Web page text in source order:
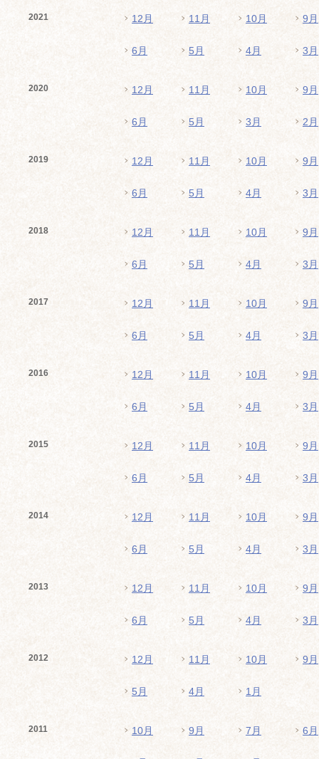
2021 12月 11月 10月 9月
6月 5月 4月 3月
2020 12月 11月 10月 9月
6月 5月 3月 2月
2019 12月 11月 10月 9月
6月 5月 4月 3月
2018 12月 11月 10月 9月
6月 5月 4月 3月
2017 12月 11月 10月 9月
6月 5月 4月 3月
2016 12月 11月 10月 9月
6月 5月 4月 3月
2015 12月 11月 10月 9月
6月 5月 4月 3月
2014 12月 11月 10月 9月
6月 5月 4月 3月
2013 12月 11月 10月 9月
6月 5月 4月 3月
2012 12月 11月 10月 9月
5月 4月 1月
2011 10月 9月 7月 6月